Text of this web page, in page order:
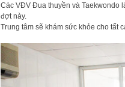
Các VĐV Đua thuyền và Taekwondo
đợt này.
Trung tâm sẽ khám sức khỏe cho tất